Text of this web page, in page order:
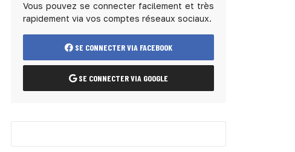
Vous pouvez se connecter facilement et très
rapidement via vos comptes réseaux sociaux.
SE CONNECTER VIA FACEBOOK
SE CONNECTER VIA GOOGLE